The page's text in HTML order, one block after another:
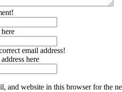
email address!
here
and website in this browser for the